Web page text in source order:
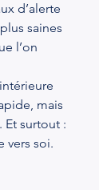
d’alerte
saines
l’on
mais
Et surtout :
vers soi.